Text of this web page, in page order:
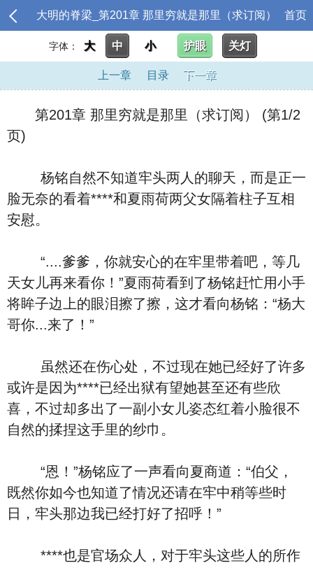
大明的脊梁_第201章 那里穷就是那里（求订阅） 首页
字体： 大 中 小 护眼 关灯
上一章 目录 下一章
第201章 那里穷就是那里（求订阅） (第1/2
页)
杨铭自然不知道牢头两人的聊天，而是正一
脸无奈的看着****和夏雨荷两父女隔着柱子互相
安慰。
“....爹爹，你就安心的在牢里带着吧，等几
天女儿再来看你！”夏雨荷看到了杨铭赶忙用小手
将眸子边上的眼泪擦了擦，这才看向杨铭：“杨大
哥你...来了！”
虽然还在伤心处，不过现在她已经好了许多
或许是因为****已经出狱有望她甚至还有些欣
喜，不过却多出了一副小女儿姿态红着小脸很不
自然的揉捏这手里的纱巾。
“恩！”杨铭应了一声看向夏商道：“伯父，
既然你如今也知道了情况还请在牢中稍等些时
日，牢头那边我已经打好了招呼！”
****也是官场众人，对于牢头这些人的所作